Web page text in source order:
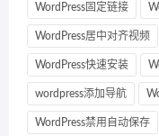
WordPress固定链接
WordPress居中对齐视频
WordPress快速安装
wordpress添加导航
WordPress禁用自动保存